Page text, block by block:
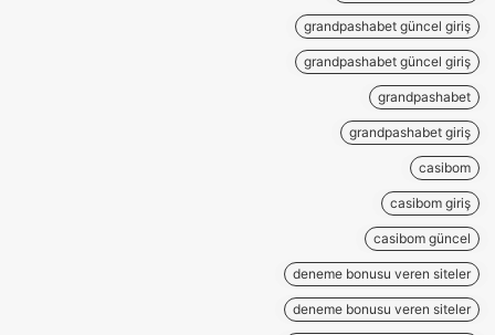
grandpashabet güncel giriş
grandpashabet güncel giriş
grandpashabet
grandpashabet giriş
casibom
casibom giriş
casibom güncel
deneme bonusu veren siteler
deneme bonusu veren siteler